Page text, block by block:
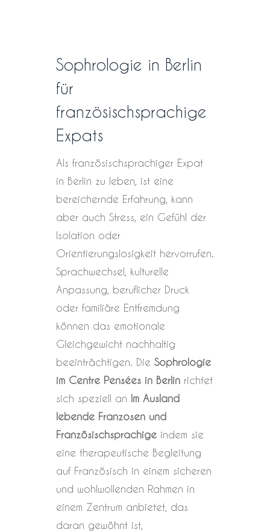
Sophrologie in Berlin
für
französischsprachige
Expats
Als französischsprachiger Expat
in Berlin zu leben, ist eine
bereichernde Erfahrung, kann
aber auch Stress, ein Gefühl der
Isolation oder
Orientierungslosigkeit hervorrufen.
Sprachwechsel, kulturelle
Anpassung, beruflicher Druck
oder familiäre Entfremdung
können das emotionale
Gleichgewicht nachhaltig
beeinträchtigen. Die Sophrologie
im Centre Pensées in Berlinrichtet
sich speziell an Im Ausland
lebende Franzosen und
Französischsprachigeindem sie
eine therapeutische Begleitung
auf Französisch in einem sicheren
und wohlwollenden Rahmen in
einem Zentrum anbietet, das
daran gewöhnt ist,